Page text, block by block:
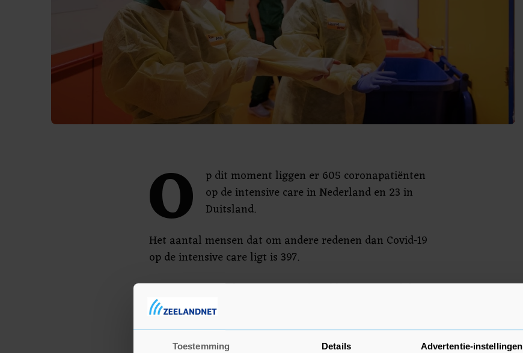
Toestemming Details Advertentie-instellingen
O
p dit moment liggen er 605 coronapatiënten
op de intensive care in Nederland en 23 in
Duitsland.
Het aantal mensen dat om andere redenen dan Covid-19
op de intensive care ligt is 397.
"Het aantal Covid-patiënten op de ic blijft gestaag dalen.
We verwachten dat de komende week de non-Covid-zorg
Kuipers van het Landelijk Netwerk Acute Zorg.